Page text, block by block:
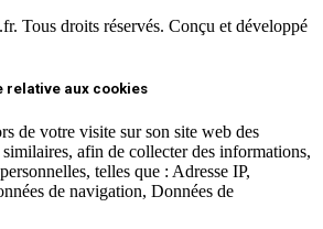
Tous droits réservés. Conçu et développé
relative aux cookies
de votre visite sur son site web des
afin de collecter des informations,
telles que : Adresse IP,
de navigation, Données de